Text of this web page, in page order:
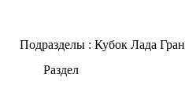
Подразделы : Кубок Лада
Раздел